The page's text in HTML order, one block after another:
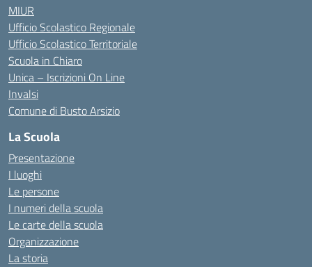
MIUR
Ufficio Scolastico Regionale
Ufficio Scolastico Territoriale
Scuola in Chiaro
Unica – Iscrizioni On Line
Invalsi
Comune di Busto Arsizio
La Scuola
Presentazione
I luoghi
Le persone
I numeri della scuola
Le carte della scuola
Organizzazione
La storia